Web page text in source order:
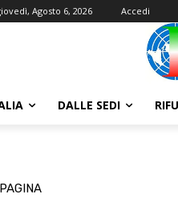
Agosto 6, 2026 Accedi
DALLE SEDI